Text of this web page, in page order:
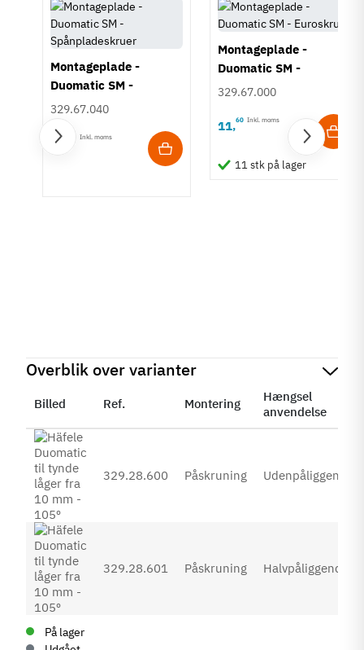
Montageplade -
Duomatic SM -
Spånpladeskruer
329.67.040
11 Inkl. moms
Montageplade -
Duomatic SM -
Euroskruer
329.67.000
11,60 Inkl. moms
11 stk på lager
Overblik over varianter
Billed Ref. Montering
Hængsel
anvendelse
329.28.600 Påskruning Udenpåliggende
329.28.601 Påskruning Halvpåliggende
På lager